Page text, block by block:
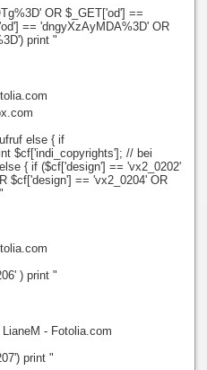
OR $_GET['od'] ==
== 'dngyXzAyMDA%3D' OR
print "
else { if
$cf['indi_copyrights']; // bei
{ if ($cf['design'] == 'vx2_0202'
$cf['design'] == 'vx2_0204' OR
) print "
- Fotolia.com
print "